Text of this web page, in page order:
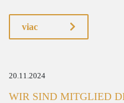
viac
20.11.2024
WIR SIND MITGLIED